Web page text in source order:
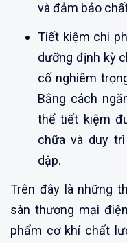
và đảm bảo
Tiết kiệm chi
dưỡng định kỳ
cố nghiêm
Bằng cách
thể tiết kiệm
chữa và duy
dập.
Trên đây là những
sàn thương mại
phẩm cơ khí chất